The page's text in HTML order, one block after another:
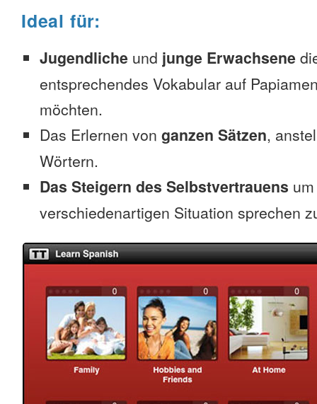
Ideal für:
Jugendliche und junge Erwachsene
entsprechendes Vokabular auf
möchten.
Das Erlernen von ganzen Sätzen,
Wörtern.
Das Steigern des Selbstvertrauens
verschiedenartigen Situation sprechen